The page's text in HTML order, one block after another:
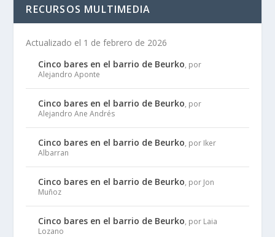
RECURSOS MULTIMEDIA
Actualizado el 1 de febrero de 2026
Cinco bares en el barrio de Beurko, por
Alejandro Aponte
Cinco bares en el barrio de Beurko, por
Alejandro Ane Andrés
Cinco bares en el barrio de Beurko, por Iker
Albarran
Cinco bares en el barrio de Beurko, por Jon
Muñoz
Cinco bares en el barrio de Beurko, por Laia
Lozano